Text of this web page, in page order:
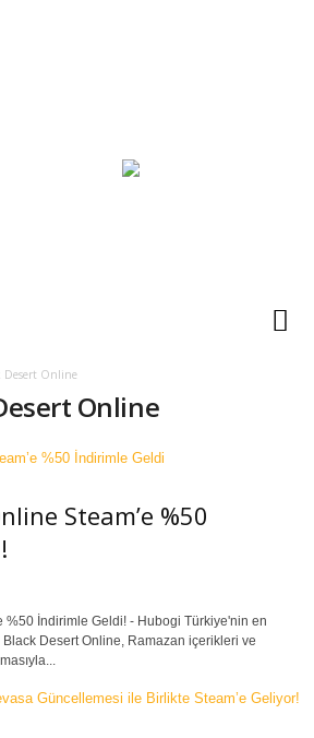
Desert Online
Online
Steam’e %50
%50 İndirimle Geldi! - Hubogi Türkiye'nin en
Desert Online, Ramazan içerikleri ve